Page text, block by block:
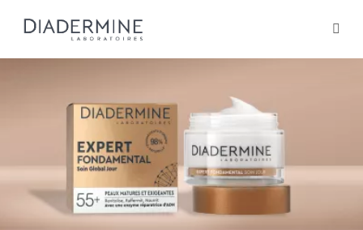
ACCUEIL
Composition
À propos